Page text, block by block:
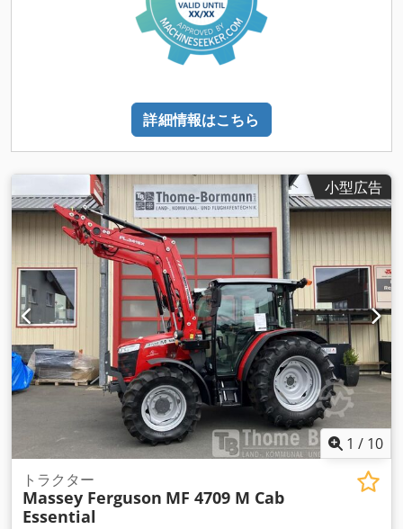
詳細情報はこちら
小型広告
1 / 10
トラクター
Massey Ferguson MF 4709 M Cab
Essential